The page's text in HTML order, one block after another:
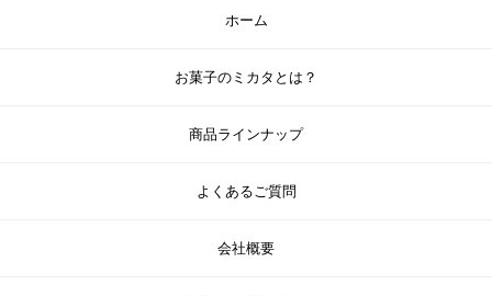
ホーム
お菓子のミカタとは？
商品ラインナップ
よくあるご質問
会社概要